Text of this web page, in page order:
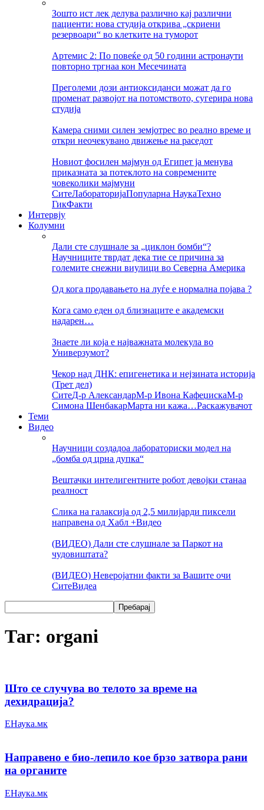
Зошто ист лек делува различно кај различни
пациенти: нова студија открива „скриени
резервоари“ во клетките на туморот
Артемис 2: По повеќе од 50 години астронаути
повторно тргнаа кон Месечината
Преголеми дози антиоксиданси можат да го
променат развојот на потомството, сугерира нова
студија
Камера сними силен земјотрес во реално време и
откри неочекувано движење на раседот
Новиот фосилен мајмун од Египет ја менува
приказната за потеклото на современите
човеколики мајмуни
СитеЛабораторијаПопуларна НаукаТехно
ГикФакти
Интервју
Колумни
Дали сте слушнале за „циклон бомби“?
Научниците тврдат дека тие се причина за
големите снежни виулици во Северна Америка
Од кога продавањето на луѓе е нормална појава ?
Кога само еден од близнаците е академски
надарен…
Знаете ли која е најважната молекула во
Универзумот?
Чекор над ДНК: епигенетика и нејзината историја
(Трет дел)
СитеД-р АлександарМ-р Ивона КафеџискаМ-р
Симона ШенбакарМарта ни кажа…Раскажувачот
Теми
Видео
Научници создадоа лабораториски модел на
„бомба од црна дупка“
Вештачки интелигентните робот девојки станаа
реалност
Слика на галаксија од 2,5 милијарди пиксели
направена од Хабл +Видео
(ВИДЕО) Дали сте слушнале за Паркот на
чудовиштата?
(ВИДЕО) Неверојатни факти за Вашите очи
СитеВидеа
Таг: organi
Што се случува во телото за време на
дехидрација?
ЕНаука.мк
Направено е био-лепило кое брзо затвора рани
на органите
ЕНаука.мк